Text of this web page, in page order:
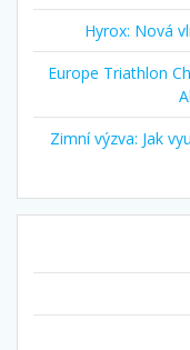
Hyrox: Nová
Europe Triathlon
Zimní výzva: Jak